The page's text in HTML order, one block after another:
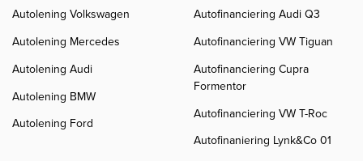
Autolening Volkswagen
Autolening Mercedes
Autolening Audi
Autolening BMW
Autolening Ford
Autofinanciering Audi Q3
Autofinanciering VW Tiguan
Autofinanciering Cupra
Formentor
Autofinanciering VW T-Roc
Autofinaniering Lynk&Co 01